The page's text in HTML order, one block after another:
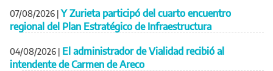
07/08/2026 | Y Zurieta participó del cuarto encuentro
regional del Plan Estratégico de Infraestructura
04/08/2026 | El administrador de Vialidad recibió al
intendente de Carmen de Areco